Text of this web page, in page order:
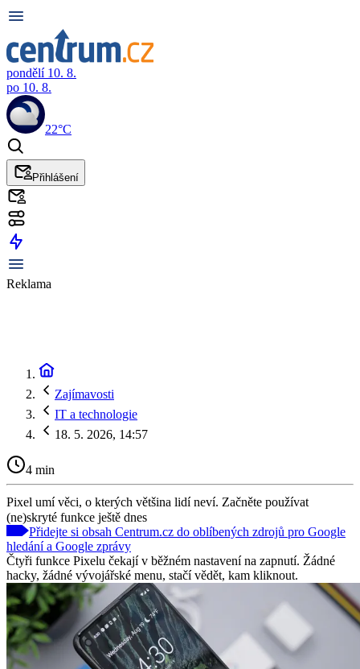
pondělí 10. 8.
po 10. 8.
22°C
Přihlášení
Reklama
Zajímavosti
IT a technologie
18. 5. 2026, 14:57
4 min
Pixel umí věci, o kterých většina lidí neví. Začněte používat
(ne)skryté funkce ještě dnes
Přidejte si obsah Centrum.cz do oblíbených zdrojů pro Google
hledání a Google zprávy
Čtyři funkce Pixelu čekají v běžném nastavení na zapnutí. Žádné
hacky, žádné vývojářské menu, stačí vědět, kam kliknout.